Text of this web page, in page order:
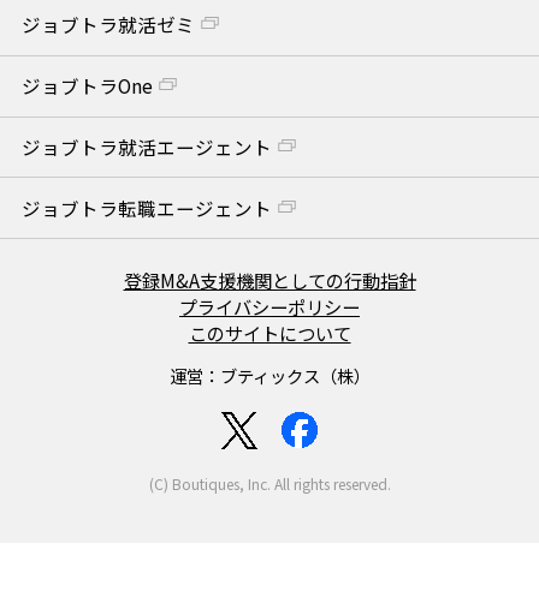
ジョブトラ就活ゼミ
ジョブトラOne
ジョブトラ就活エージェント
ジョブトラ転職エージェント
登録M&A支援機関としての行動指針
プライバシーポリシー
このサイトについて
運営：ブティックス（株）
(C) Boutiques, Inc. All rights reserved.